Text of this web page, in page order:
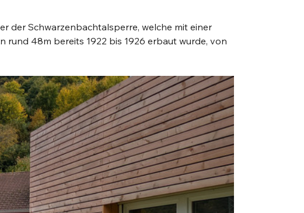
der Schwarzenbachtalsperre, welche mit einer
rund 48m bereits 1922 bis 1926 erbaut wurde, von